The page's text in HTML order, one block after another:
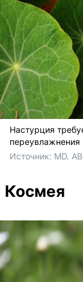
Настурция
переувлажнения
Источник: MD.
Космея